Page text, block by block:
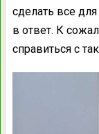
сделать все
в ответ. К
справиться с